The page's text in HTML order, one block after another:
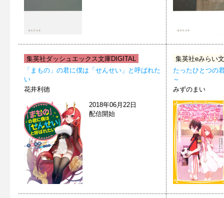
集英社ダッシュエックス文庫DIGITAL
「まもの」の君に僕は「せんせい」と呼ばれた
い
花井利徳
2018年06月22日
配信開始
集英社eみらい
たったひとつの
～
みずのまい